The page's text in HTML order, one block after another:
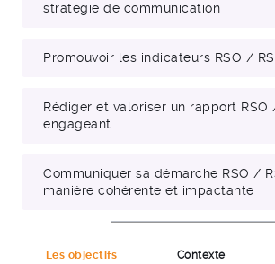
stratégie de communication
Promouvoir les indicateurs RSO /
Rédiger et valoriser un rapport RSO
engageant
Communiquer sa démarche RSO /
manière cohérente et impactante
Les objectifs Contexte